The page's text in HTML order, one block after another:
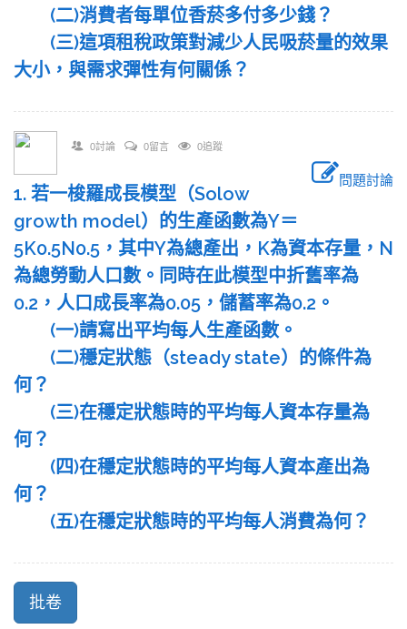
(二)消費者每單位香菸多付多少錢？
(三)這項租稅政策對減少人民吸菸量的效果
大小，與需求彈性有何關係？
0討論 0留言 0追蹤
問題討論
1. 若一梭羅成長模型（Solow
growth model）的生產函數為Y＝
5K0.5N0.5，其中Y為總產出，K為資本存量，N
為總勞動人口數。同時在此模型中折舊率為
0.2，人口成長率為0.05，儲蓄率為0.2。
(一)請寫出平均每人生產函數。
(二)穩定狀態（steady state）的條件為
何？
(三)在穩定狀態時的平均每人資本存量為
何？
(四)在穩定狀態時的平均每人資本產出為
何？
(五)在穩定狀態時的平均每人消費為何？